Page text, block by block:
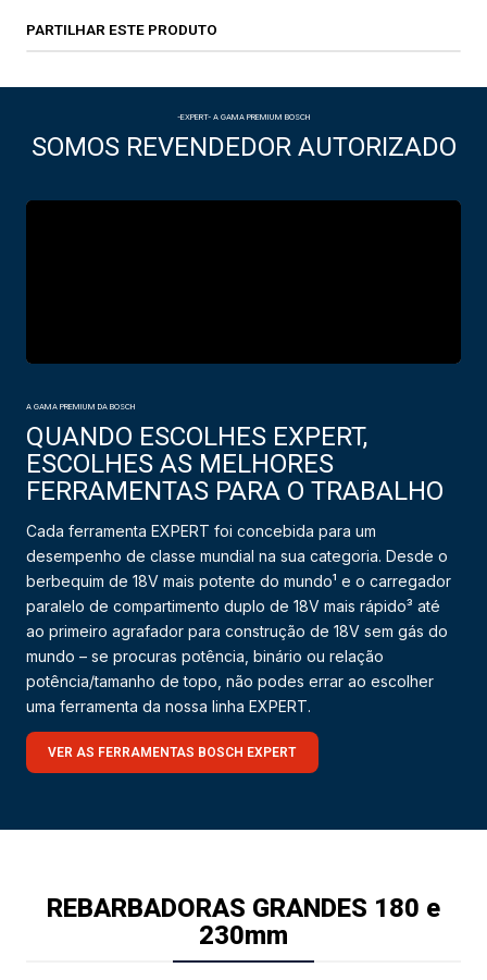
PARTILHAR ESTE PRODUTO
-EXPERT- A GAMA PREMIUM BOSCH
SOMOS REVENDEDOR AUTORIZADO
A GAMA PREMIUM DA BOSCH
QUANDO ESCOLHES EXPERT,
ESCOLHES AS MELHORES
FERRAMENTAS PARA O TRABALHO
Cada ferramenta EXPERT foi concebida para um
desempenho de classe mundial na sua categoria. Desde o
berbequim de 18V mais potente do mundo¹ e o carregador
paralelo de compartimento duplo de 18V mais rápido³ até
ao primeiro agrafador para construção de 18V sem gás do
mundo – se procuras potência, binário ou relação
potência/tamanho de topo, não podes errar ao escolher
uma ferramenta da nossa linha EXPERT.
VER AS FERRAMENTAS BOSCH EXPERT
REBARBADORAS GRANDES 180 e
230mm